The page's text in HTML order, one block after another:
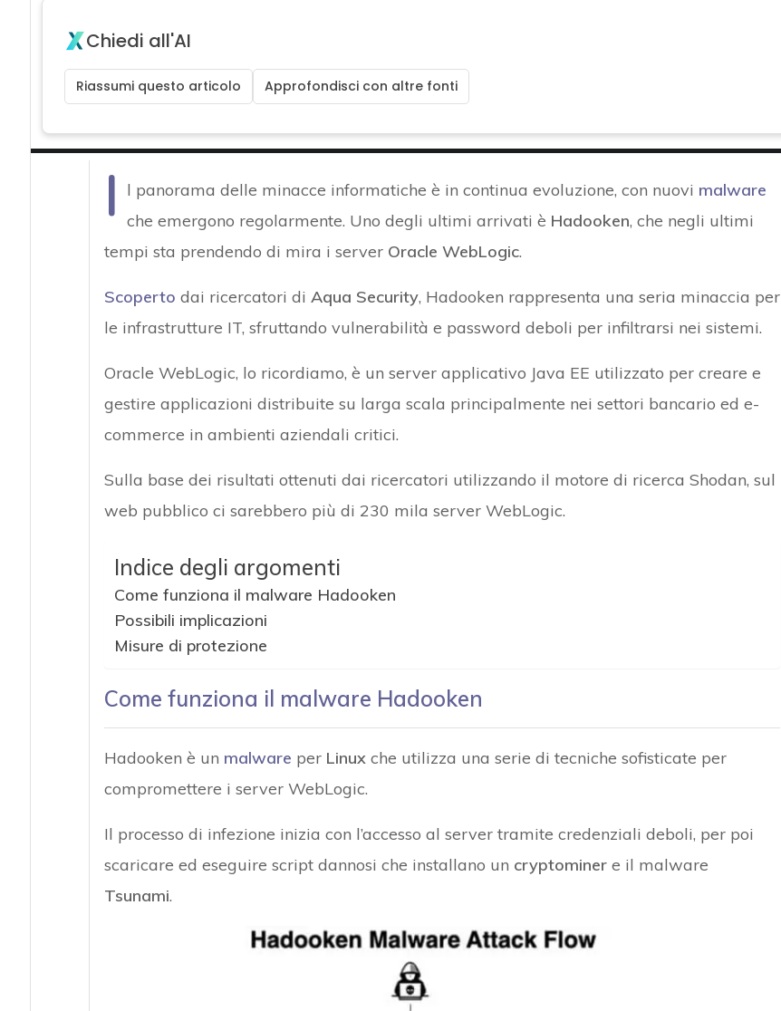
Chiedi all'AI
Riassumi questo articolo Approfondisci con altre fonti
I l panorama delle minacce informatiche è in continua evoluzione, con nuovi malware
che emergono regolarmente. Uno degli ultimi arrivati è Hadooken, che negli ultimi
tempi sta prendendo di mira i server Oracle WebLogic.
Scoperto dai ricercatori di Aqua Security, Hadooken rappresenta una seria minaccia per
le infrastrutture IT, sfruttando vulnerabilità e password deboli per infiltrarsi nei sistemi.
Oracle WebLogic, lo ricordiamo, è un server applicativo Java EE utilizzato per creare e
gestire applicazioni distribuite su larga scala principalmente nei settori bancario ed e-
commerce in ambienti aziendali critici.
Sulla base dei risultati ottenuti dai ricercatori utilizzando il motore di ricerca Shodan, sul
web pubblico ci sarebbero più di 230 mila server WebLogic.
Indice degli argomenti
Come funziona il malware Hadooken
Possibili implicazioni
Misure di protezione
Come funziona il malware Hadooken
Hadooken è un malware per Linuxche utilizza una serie di tecniche sofisticate per
compromettere i server WebLogic.
Il processo di infezione inizia con l’accesso al server tramite credenziali deboli, per poi
scaricare ed eseguire script dannosi che installano un cryptominere il malware
Tsunami.